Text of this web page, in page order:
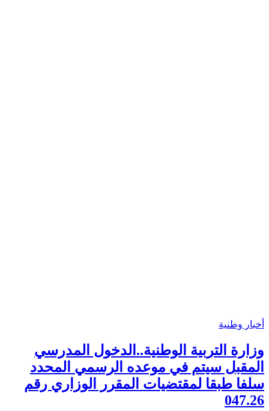
أخبار وطنية
وزارة التربية الوطنية..الدخول المدرسي
المقبل سیتم في موعده الرسمي المحدد
سلفا طبقا لمقتضیات المقرر الوزاري رقم
047.26